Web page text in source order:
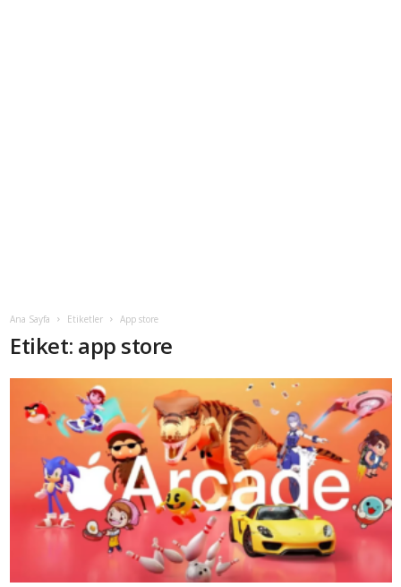
Ana Sayfa Etiketler App store
Etiket: app store